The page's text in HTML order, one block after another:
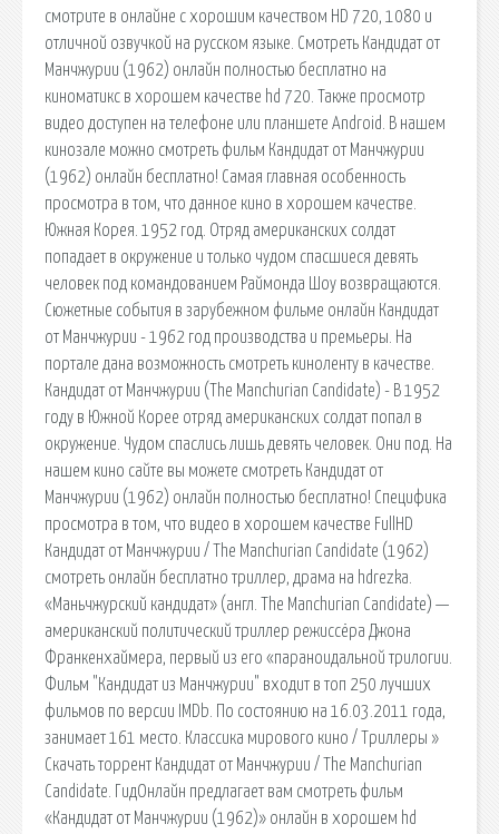
смотрите в онлайне с хорошим качеством HD 720, 1080 и
отличной озвучкой на русском языке. Смотреть Кандидат от
Манчжурии (1962) онлайн полностью бесплатно на
киноматикс в хорошем качестве hd 720. Также просмотр
видео доступен на телефоне или планшете Android. В нашем
кинозале можно смотреть фильм Кандидат от Манчжурии
(1962) онлайн бесплатно! Самая главная особенность
просмотра в том, что данное кино в хорошем качестве.
Южная Корея. 1952 год. Отряд американских солдат
попадает в окружение и только чудом спасшиеся девять
человек под командованием Раймонда Шоу возвращаются.
Сюжетные события в зарубежном фильме онлайн Кандидат
от Манчжурии - 1962 год производства и премьеры. На
портале дана возможность смотреть киноленту в качестве.
Кандидат от Манчжурии (The Manchurian Candidate) - В 1952
году в Южной Корее отряд американских солдат попал в
окружение. Чудом спаслись лишь девять человек. Они под. На
нашем кино сайте вы можете смотреть Кандидат от
Манчжурии (1962) онлайн полностью бесплатно! Специфика
просмотра в том, что видео в хорошем качестве FullHD
Кандидат от Манчжурии / The Manchurian Candidate (1962)
смотреть онлайн бесплатно триллер, драма на hdrezka.
«Маньчжурский кандидат» (англ. The Manchurian Candidate) —
американский политический триллер режиссёра Джона
Франкенхаймера, первый из его «параноидальной трилогии.
Фильм "Кандидат из Манчжурии" входит в топ 250 лучших
фильмов по версии IMDb. По состоянию на 16.03.2011 года,
занимает 161 место. Классика мирового кино / Триллеры »
Скачать торрент Кандидат от Манчжурии / The Manchurian
Candidate. ГидОнлайн предлагает вам смотреть фильм
«Кандидат от Манчжурии (1962)» онлайн в хорошем hd